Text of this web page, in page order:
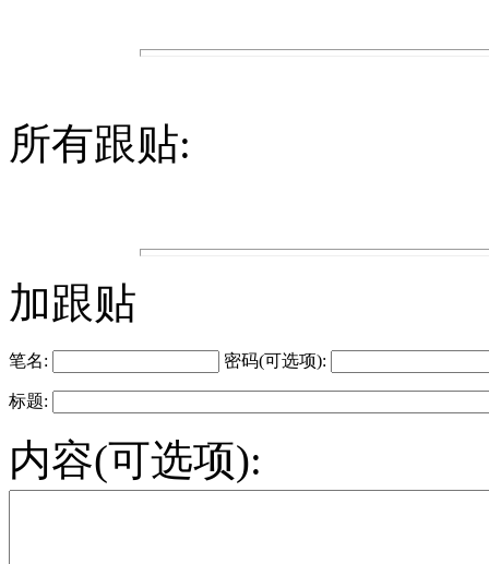
所有跟贴:
加跟贴
笔名: 密码(可选项):
标题:
内容(可选项):